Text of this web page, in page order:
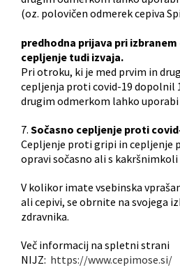
(oz. polovičen odmerek
predhodna prijava pri
cepljenje tudi izvaja.
Pri otroku, ki je med prvim in
cepljenja proti covid-19 dopolnil
drugim odmerkom lahko uporabi
7. Sočasno cepljenje proti
Cepljenje proti gripi in cepljenje
opravi sočasno ali s
V kolikor imate vsebinska
ali cepivi, se obrnite na svojega
zdravnika.
Več informacij na spletni strani
NIJZ: https://www.cepimose.si/